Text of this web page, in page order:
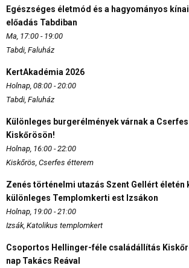
Egészséges életmód és a hagyományos
előadás Tabdiban
Ma, 17:00 - 19:00
Tabdi, Faluház
KertAkadémia 2026
Holnap, 08:00 - 20:00
Tabdi, Faluház
Különleges burgerélmények várnak a
Kiskőrösön!
Holnap, 16:00 - 22:00
Kiskőrös, Cserfes étterem
Zenés történelmi utazás Szent Gellért életén
különleges Templomkerti est Izsákon
Holnap, 19:00 - 21:00
Izsák, Katolikus templomkert
Csoportos Hellinger-féle családállítás
nap Takács Reával